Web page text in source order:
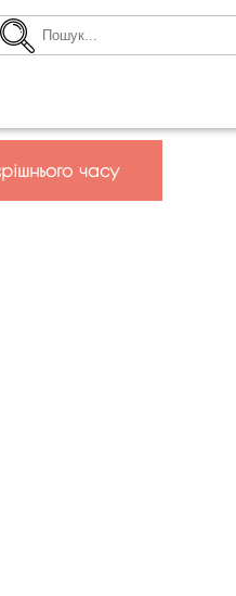
часу